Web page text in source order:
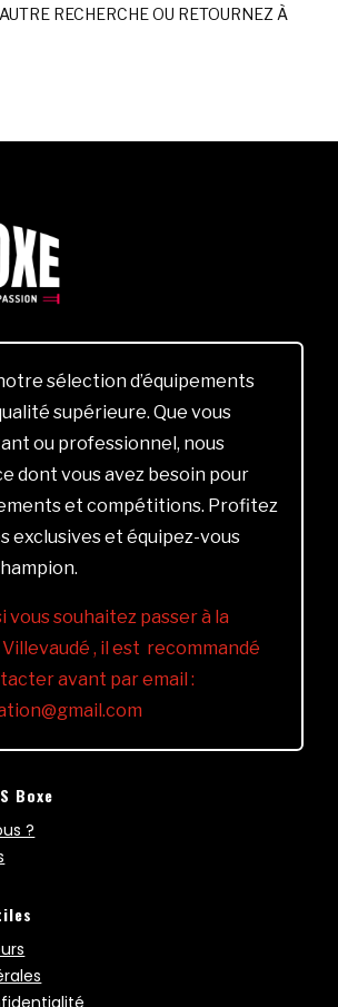
RECHERCHE OU RETOURNEZ À
sélection d’équipements
supérieure. Que vous
ou professionnel, nous
dont vous avez besoin pour
et compétitions. Profitez
exclusives et équipez-vous
vous souhaitez passer à la
, il est recommandé
avant par email :
Boxe
?